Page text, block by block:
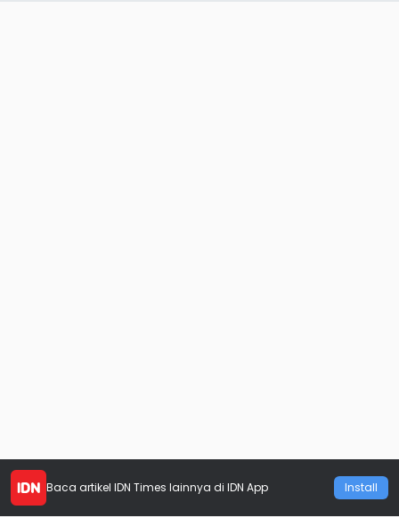
Baca artikel IDN Times lainnya di IDN App Install